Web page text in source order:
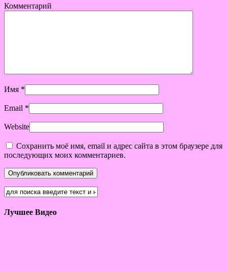
Комментарий
Имя *
Email *
Website
Сохранить моё имя, email и адрес сайта в этом браузере для
последующих моих комментариев.
Лучшее Видео